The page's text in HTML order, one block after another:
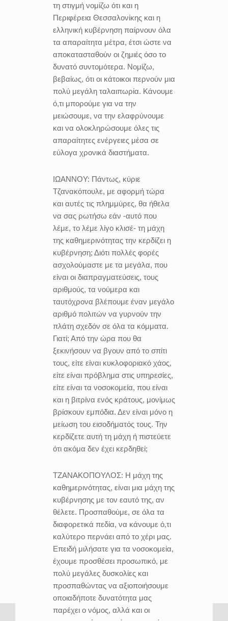
τη στιγμή νομίζω ότι και η
Περιφέρεια Θεσσαλονίκης και η
ελληνική κυβέρνηση παίρνουν όλα
τα απαραίτητα μέτρα, έτσι ώστε να
αποκατασταθούν οι ζημιές όσο το
δυνατό συντομότερα. Νομίζω,
βεβαίως, ότι οι κάτοικοι περνούν μια
πολύ μεγάλη ταλαιπωρία. Κάνουμε
ό,τι μπορούμε για να την
μειώσουμε, να την ελαφρύνουμε
και να ολοκληρώσουμε όλες τις
απαραίτητες ενέργειες μέσα σε
εύλογα χρονικά διαστήματα.
ΙΩΑΝΝΟΥ: Πάντως, κύριε
Τζανακόπουλε, με αφορμή τώρα
και αυτές τις πλημμύρες, θα ήθελα
να σας ρωτήσω εάν -αυτό που
λέμε, το λέμε λίγο κλισέ- τη μάχη
της καθημερινότητας την κερδίζει η
κυβέρνηση; Διότι πολλές φορές
ασχολούμαστε με τα μεγάλα, που
είναι οι διαπραγματεύσεις, τους
αριθμούς, τα νούμερα και
ταυτόχρονα βλέπουμε έναν μεγάλο
αριθμό πολιτών να γυρνούν την
πλάτη σχεδόν σε όλα τα κόμματα.
Γιατί; Από την ώρα που θα
ξεκινήσουν να βγουν από το σπίτι
τους, είτε είναι κυκλοφοριακό χάος,
είτε είναι πρόβλημα στις υπηρεσίες,
είτε είναι τα νοσοκομεία, που είναι
και η βιτρίνα ενός κράτους, μονίμως
βρίσκουν εμπόδια. Δεν είναι μόνο η
μείωση του εισοδήματός τους. Την
κερδίζετε αυτή τη μάχη ή πιστεύετε
ότι ακόμα δεν έχει κερδηθεί;
ΤΖΑΝΑΚΟΠΟΥΛΟΣ: Η μάχη της
καθημερινότητας, είναι μια μάχη της
κυβέρνησης με τον εαυτό της, αν
θέλετε. Προσπαθούμε, σε όλα τα
διαφορετικά πεδία, να κάνουμε ό,τι
καλύτερο περνάει από το χέρι μας.
Επειδή μιλήσατε για τα νοσοκομεία,
έχουμε προσθέσει προσωπικό, με
πολύ μεγάλες δυσκολίες και
προσπαθώντας να αξιοποιήσουμε
οποιαδήποτε δυνατότητα μας
παρέχει ο νόμος, αλλά και οι